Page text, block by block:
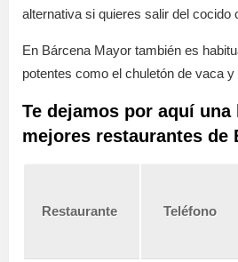
alternativa si quieres salir del cocido
En Bárcena Mayor también es
potentes como el chuletón de vaca
Te dejamos por aquí
mejores restaurantes de
Restaurante Teléfono